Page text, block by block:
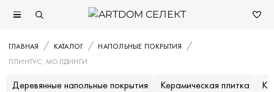
ГЛАВНАЯ КАТАЛОГ
НАПОЛЬНЫЕ ПОКРЫТИЯ
ПЛИНТУС, МОЛДИНГИ
Деревянные напольные покрытия Керамическая плитка